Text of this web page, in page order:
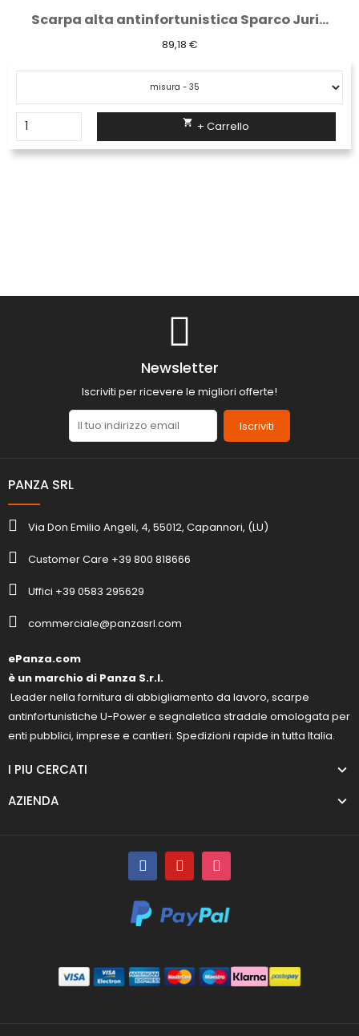
Scarpa alta antinfortunistica Sparco...
92,73 €
 + Carrello
Newsletter
Iscriviti per ricevere le migliori offerte!
Iscriviti
PANZA SRL
Via Don Emilio Angeli, 4, 55012, Capannori, (LU)
Customer Care +39 800 818666
Uffici +39 0583 295629
commerciale@panzasrl.com
ePanza.com
è un marchio di Panza S.r.l.
Leader nella fornitura di abbigliamento da lavoro, scarpe
antinfortunistiche U-Power e segnaletica stradale omologata per
enti pubblici, imprese e cantieri. Spedizioni rapide in tutta Italia.
I PIU CERCATI
AZIENDA